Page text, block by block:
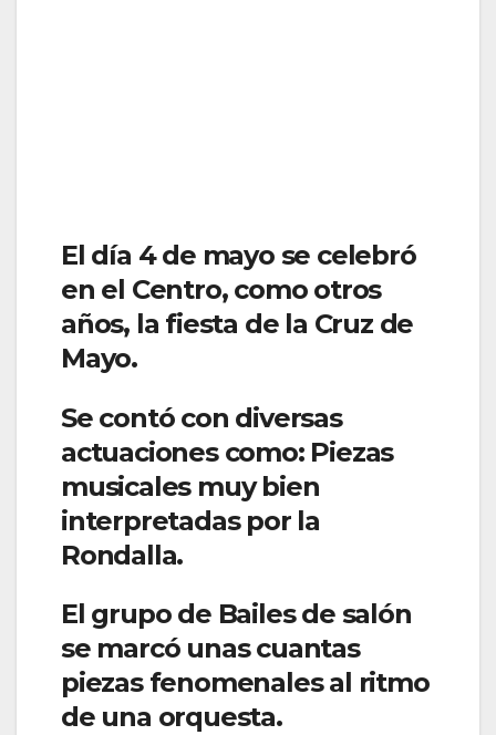
El día 4 de mayo se celebró
en el Centro, como otros
años, la fiesta de la Cruz de
Mayo.
Se contó con diversas
actuaciones como: Piezas
musicales muy bien
interpretadas por la
Rondalla.
El grupo de Bailes de salón
se marcó unas cuantas
piezas fenomenales al ritmo
de una orquesta.